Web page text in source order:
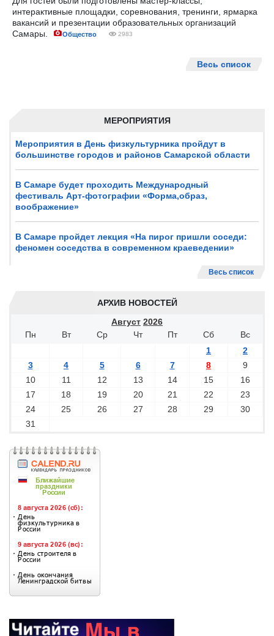
МЕРОПРИЯТИЯ
Мероприятия в День физкультурника пройдут в
большинстве городов и районов Самарской области
В Самаре будет проходить Международный
фестиваль Арт-фотографии «Форма,образ,
воображение»
В Самаре пройдет лекция «На пирог пришли соседи:
феномен соседства в современном краеведении»
Весь список
АРХИВ НОВОСТЕЙ
Август 2026
Пн
Вт Ср Чт Пт Сб
Вс
1
2
3
4 5 6 7 8
9
10
11 12 13 14 15
16
17
18 19 20 21 22
23
24
25 26 27 28 29
30
31
интерактивные площадки, соревнования, тренинги, ярмарка
вакансий и презентации образовательных организаций
Самары.
Общество 2983
Весь список